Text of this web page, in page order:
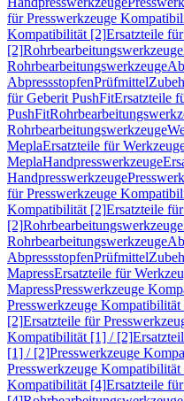
für Presswerkzeuge
Kompatibilität [2]Ersatzteile
[2]Rohrbearbeitungswerkzeuge
Rohrbearbeitungswerkzeuge
AbpressstopfenPrüfmittel
für Geberit PushFitErsatzteile
PushFit
Rohrbearbeitungswerkzeuge
MeplaErsatzteile für
MeplaHandpresswerkzeuge
Handpresswerkzeuge
für Presswerkzeuge
Kompatibilität [2]Ersatzteile
[2]Rohrbearbeitungswerkzeuge
Rohrbearbeitungswerkzeuge
AbpressstopfenPrüfmittel
MapressErsatzteile für
MapressPresswerkzeuge
Presswerkzeuge
[2]Ersatzteile für
Kompatibilität [1] / [2]
[1] / [2]Presswerkzeuge
Presswerkzeuge
Kompatibilität [4]Ersatzteile